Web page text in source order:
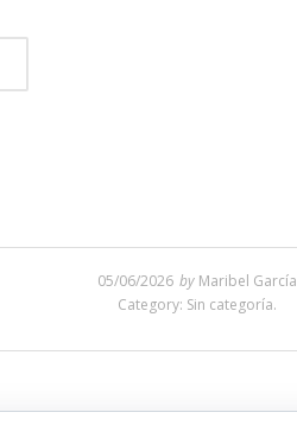
05/06/2026 by Maribel García
Category: Sin categoría.